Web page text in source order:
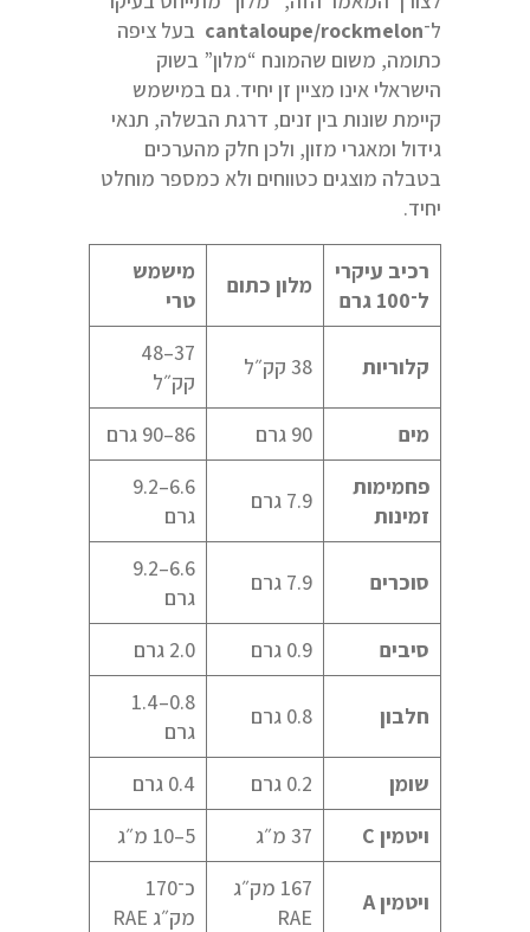
ל־cantaloupe/rockmelon בעל ציפה
כתומה, משום שהמונח “מלון” בשוק
הישראלי אינו מציין זן יחיד. גם במישמש
קיימת שונות בין זנים, דרגת הבשלה, תנאי
גידול ומאגרי מזון, ולכן חלק מהערכים
בטבלה מוצגים כטווחים ולא כמספר מוחלט
יחיד.
רכיב עיקרי
ל־100 גרם
מלון כתום
מישמש
טרי
קלוריות 38 קק״ל
37–48
קק״ל
מים
90 גרם
86–90 גרם
פחמימות
זמינות
7.9 גרם
6.6–9.2
גרם
סוכרים 7.9 גרם
6.6–9.2
גרם
סיבים
0.9 גרם 2.0 גרם
חלבון 0.8 גרם
0.8–1.4
גרם
שומן
0.2 גרם
0.4 גרם
ויטמין
37 מ״ג 5–10 מ״ג
ויטמיןA
167 מק״ג
RAE
כ־170
מק״ג RAE